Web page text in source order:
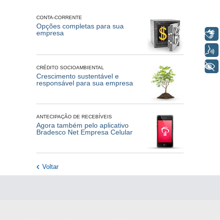
CONTA-CORRENTE
Opções completas para sua
empresa
CRÉDITO SOCIOAMBIENTAL
Crescimento sustentável e
responsável para sua empresa
ANTECIPAÇÃO DE RECEBÍVEIS
Agora também pelo aplicativo
Bradesco Net Empresa Celular
Voltar
Libras
Voz
+ Acessibilidade